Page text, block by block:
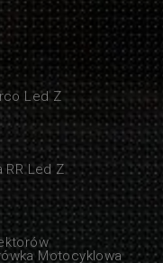
Led Z
RR Led Z
Motocyklowa